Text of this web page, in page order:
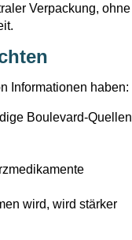
Verpackung, ohne
Informationen haben:
Boulevard-Quellen
wird, wird stärker